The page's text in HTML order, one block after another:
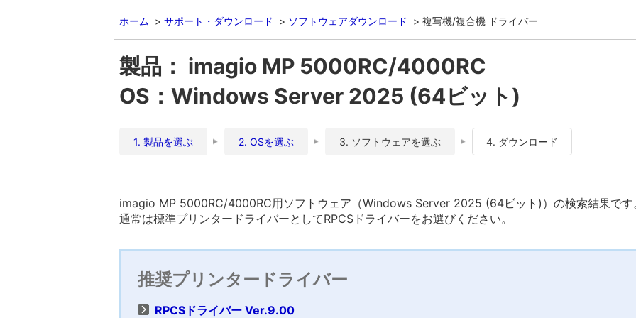
ホーム サポート・ダウンロード ソフトウェアダウンロード 複写機/複合機 ドライバー
製品： imagio MP 5000RC/4000RC
OS：Windows Server 2025 (64ビット)
1. 製品を選ぶ 2. OSを選ぶ 3. ソフトウェアを選ぶ 4. ダウンロード
imagio MP 5000RC/4000RC用ソフトウェア（Windows Server 2025 (64ビット)）の検索結果です
通常は標準プリンタードライバーとしてRPCSドライバーをお選びください。
推奨プリンタードライバー
RPCSドライバー Ver.9.00